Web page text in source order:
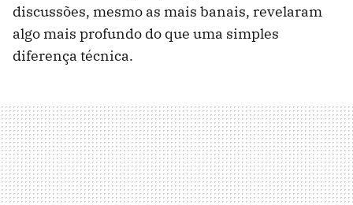
discussões, mesmo as mais banais, revelaram
algo mais profundo do que uma simples
diferença técnica.